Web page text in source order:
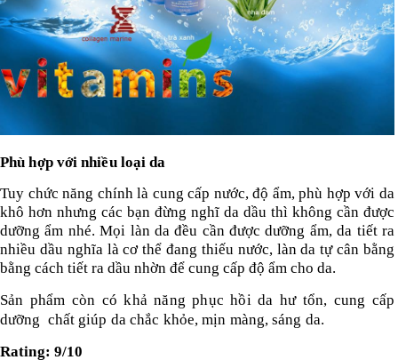
Phù hợp với nhiều loại da
Tuy chức năng chính là cung cấp nước, độ ẩm, phù hợp với da
khô hơn nhưng các bạn đừng nghĩ da dầu thì không cần được
dưỡng ẩm nhé. Mọi làn da đều cần được dưỡng ẩm, da tiết ra
nhiều dầu nghĩa là cơ thể đang thiếu nước, làn da tự cân bằng
bằng cách tiết ra dầu nhờn để cung cấp độ ẩm cho da.
Sản phẩm còn có khả năng phục hồi da hư tổn, cung cấp
dưỡng chất giúp da chắc khỏe, mịn màng, sáng da.
Rating: 9/10